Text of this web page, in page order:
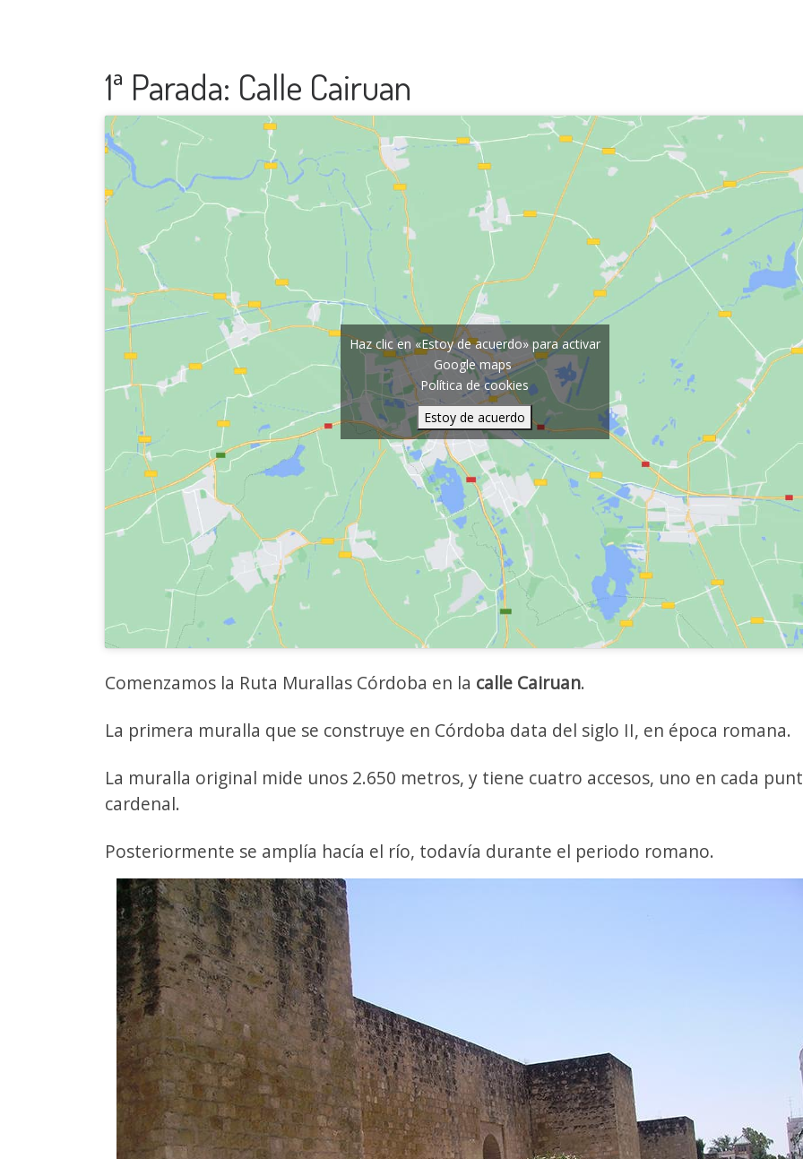
1ª Parada: Calle Cairuan
Haz clic en «Estoy de acuerdo» para activar
Google maps
Política de cookies
Estoy de acuerdo
Comenzamos la Ruta Murallas Córdoba en la calle Cairuan.
La primera muralla que se construye en Córdoba data del siglo II, en época romana.
La muralla original mide unos 2.650 metros, y tiene cuatro accesos, uno en cada
cardenal.
Posteriormente se amplía hacía el río, todavía durante el periodo romano.